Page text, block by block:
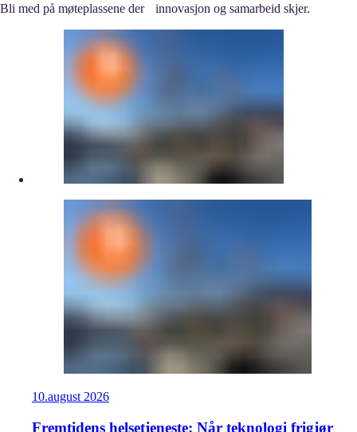
Bli med på møteplassene der innovasjon og samarbeid skjer.
10.august 2026
Fremtidens helsetjeneste: Når teknologi frigjør